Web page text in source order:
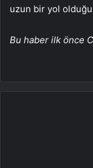
uzun bir yol
Bu haber ilk önce